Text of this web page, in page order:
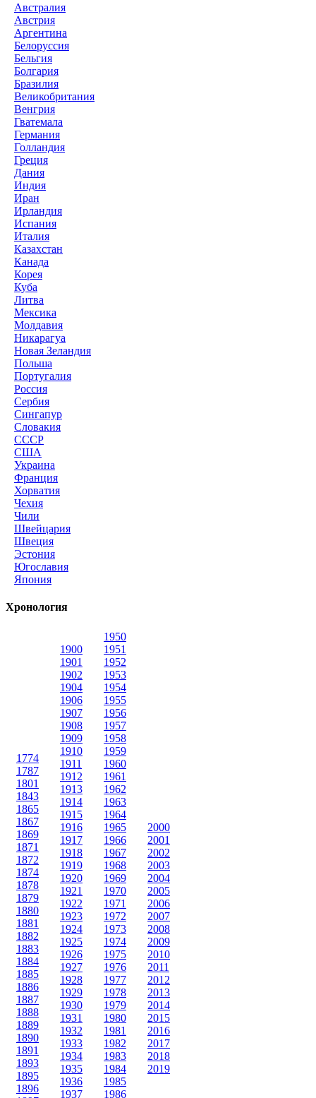
Австралия
Австрия
Аргентина
Белоруссия
Бельгия
Болгария
Бразилия
Великобритания
Венгрия
Гватемала
Германия
Голландия
Греция
Дания
Индия
Иран
Ирландия
Испания
Италия
Казахстан
Канада
Корея
Куба
Литва
Мексика
Молдавия
Никарагуа
Новая Зеландия
Польша
Португалия
Россия
Сербия
Сингапур
Словакия
СССР
США
Украина
Франция
Хорватия
Чехия
Чили
Швейцария
Швеция
Эстония
Югославия
Япония
Хронология
1774
1787
1801
1843
1865
1867
1869
1871
1872
1874
1878
1879
1880
1881
1882
1883
1884
1885
1886
1887
1888
1889
1890
1891
1893
1895
1896
1900
1901
1902
1904
1906
1907
1908
1909
1910
1911
1912
1913
1914
1915
1916
1917
1918
1919
1920
1921
1922
1923
1924
1925
1926
1927
1928
1929
1930
1931
1932
1933
1934
1935
1936
1937
1950
1951
1952
1953
1954
1955
1956
1957
1958
1959
1960
1961
1962
1963
1964
1965
1966
1967
1968
1969
1970
1971
1972
1973
1974
1975
1976
1977
1978
1979
1980
1981
1982
1983
1984
1985
1986
2000
2001
2002
2003
2004
2005
2006
2007
2008
2009
2010
2011
2012
2013
2014
2015
2016
2017
2018
2019